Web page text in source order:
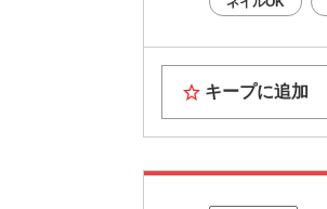
キープに追加